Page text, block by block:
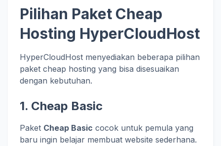
Pilihan Paket Cheap
Hosting HyperCloudHost
HyperCloudHost menyediakan beberapa pilihan
paket cheap hosting yang bisa disesuaikan
dengan kebutuhan.
1. Cheap Basic
Paket Cheap Basic cocok untuk pemula yang
baru ingin belajar membuat website sederhana.